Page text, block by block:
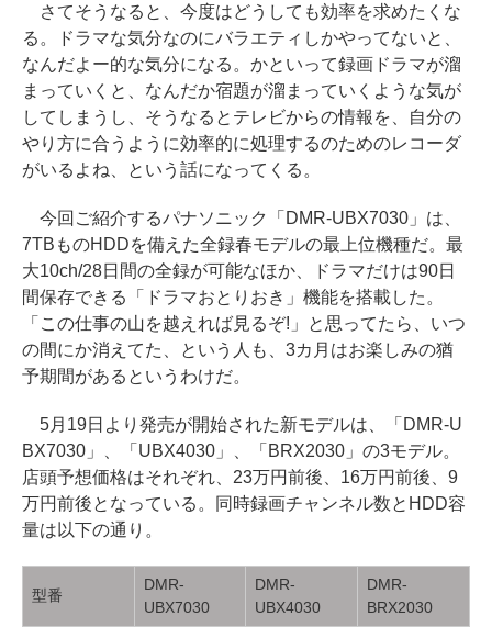
さてそうなると、今度はどうしても効率を求めたくな
る。ドラマな気分なのにバラエティしかやってないと、
なんだよー的な気分になる。かといって録画ドラマが溜
まっていくと、なんだか宿題が溜まっていくような気が
してしまうし、そうなるとテレビからの情報を、自分の
やり方に合うように効率的に処理するのためのレコーダ
がいるよね、という話になってくる。
今回ご紹介するパナソニック「DMR-UBX7030」は、
7TBものHDDを備えた全録春モデルの最上位機種だ。最
大10ch/28日間の全録が可能なほか、ドラマだけは90日
間保存できる「ドラマおとりおき」機能を搭載した。
「この仕事の山を越えれば見るぞ!」と思ってたら、いつ
の間にか消えてた、という人も、3カ月はお楽しみの猶
予期間があるというわけだ。
5月19日より発売が開始された新モデルは、「DMR-U
BX7030」、「UBX4030」、「BRX2030」の3モデル。
店頭予想価格はそれぞれ、23万円前後、16万円前後、9
万円前後となっている。同時録画チャンネル数とHDD容
量は以下の通り。
型番
DMR-
UBX7030
DMR-
UBX4030
DMR-
BRX2030